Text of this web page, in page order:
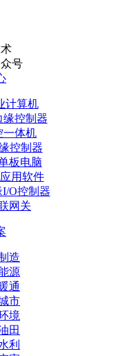
号
计算机
缘控制器
一体机
控制器
板电脑
用软件
I/O控制器
网关
造
源
通
市
境
田
利